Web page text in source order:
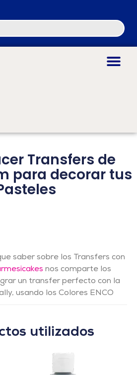
Transfers de
para decorar tus
saber sobre los Transfers con
nos comparte los
un transfer perfecto con la
usando los Colores ENCO
utilizados